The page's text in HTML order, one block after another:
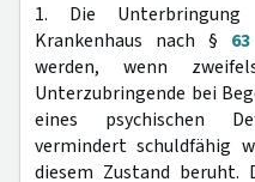
1. Die Unterbringung
Krankenhaus nach § 63
werden, wenn
Unterzubringende bei
eines psychischen
vermindert schuldfähig
diesem Zustand beruht.